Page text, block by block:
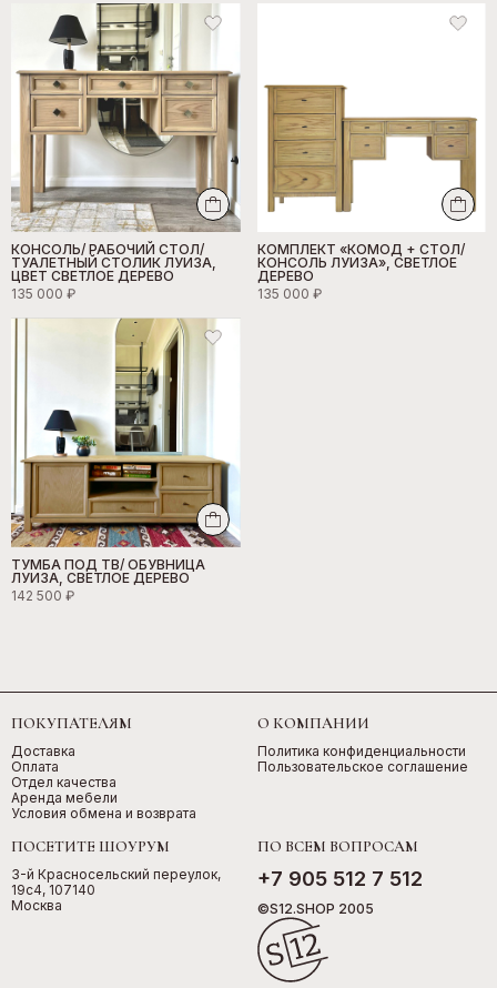
КОНСОЛЬ/ РАБОЧИЙ СТОЛ/
ТУАЛЕТНЫЙ СТОЛИК ЛУИЗА,
ЦВЕТ СВЕТЛОЕ ДЕРЕВО
135 000 ₽
КОМПЛЕКТ «КОМОД + СТОЛ/
КОНСОЛЬ ЛУИЗА», СВЕТЛОЕ
ДЕРЕВО
135 000 ₽
ТУМБА ПОД ТВ/ ОБУВНИЦА
ЛУИЗА, СВЕТЛОЕ ДЕРЕВО
142 500 ₽
ПОКУПАТЕЛЯМ
Доставка
Оплата
Отдел качества
Аренда мебели
Условия обмена и возврата
О КОМПАНИИ
Политика конфиденциальности
Пользовательское соглашение
ПОСЕТИТЕ ШОУРУМ
3-й Красносельский переулок,
19с4, 107140
Москва
ПО ВСЕМ ВОПРОСАМ
+7 905 512 7 512
©S12.SHOP 2005